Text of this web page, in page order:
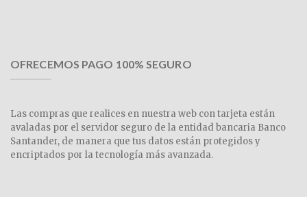
OFRECEMOS PAGO 100% SEGURO
Las compras que realices en nuestra web con tarjeta están
avaladas por el servidor seguro de la entidad bancaria Banco
Santander, de manera que tus datos están protegidos y
encriptados por la tecnología más avanzada.